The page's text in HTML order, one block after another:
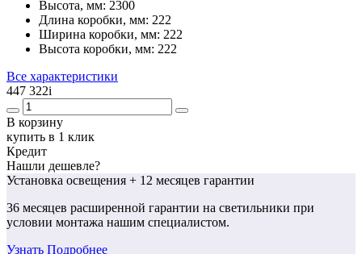
Высота, мм: 2300
Длина коробки, мм: 222
Ширина коробки, мм: 222
Высота коробки, мм: 222
Все характеристики
447 322i
В корзину
купить в 1 клик
Кредит
Нашли дешевле?
Установка освещения + 12 месяцев гарантии
36 месяцев расширенной гарантии на светильники при
условии монтажа нашим специалистом.
Узнать Подробнее